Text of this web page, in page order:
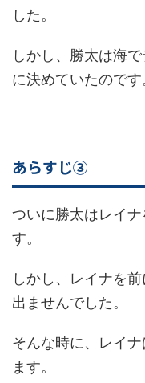
した。
しかし、勝太は海
に決めていたのです
あらすじ③
ついに勝太はレイ
す。
しかし、レイナを
出ませんでした。
そんな時に、レイ
ます。